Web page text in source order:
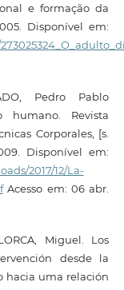
e formação da
Disponível em:
Pedro Pablo
humano. Revista
Corporales, [s.
Disponível em:
2017/12/La-
Acesso em: 06 abr.
Miguel. Los
desde la
hacia uma relación